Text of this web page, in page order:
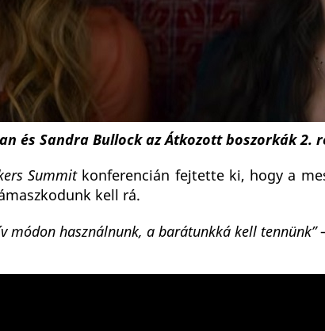
és Sandra Bullock az Átkozott boszorkák 2.
Summitkonferencián fejtette ki, hogy a
kell rá.
módon használnunk, a barátunkká kell tennünk”